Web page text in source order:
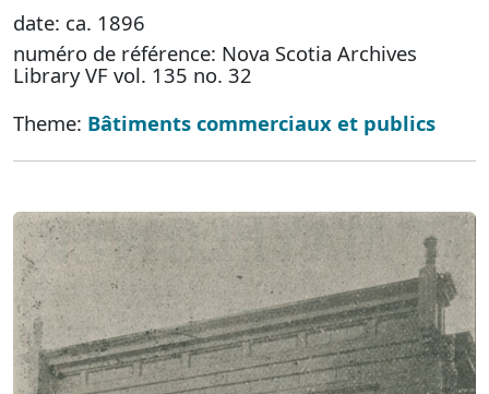
date: ca. 1896
numéro de référence: Nova Scotia Archives
Library VF vol. 135 no. 32
Theme: Bâtiments commerciaux et publics